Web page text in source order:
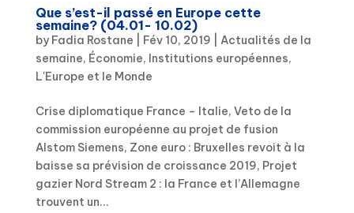
Que s’est-il passé en Europe cette
semaine? (04.01- 10.02)
by Fadia Rostane Fév 10, 2019
Actualités de la
semaine, Économie, Institutions européennes,
L'Europe et le Monde
Crise diplomatique France – Italie, Veto de la
commission européenne au projet de fusion
Alstom Siemens, Zone euro : Bruxelles revoit à la
baisse sa prévision de croissance 2019, Projet
gazier Nord Stream 2 : la France et l’Allemagne
trouvent un...